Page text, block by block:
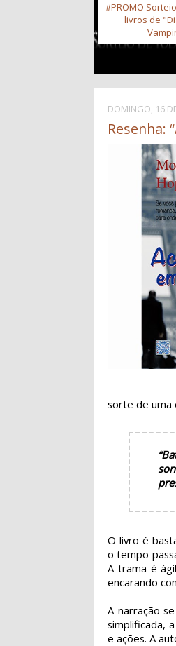
#PROMO
livros de
DOMINGO, 16
Resenha:
sorte de uma
O livro é
o tempo
A trama é
encarando
A narração
simplificada,
e ações. A